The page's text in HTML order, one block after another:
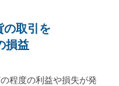
の取引を
損益
程度の利益や損失が発